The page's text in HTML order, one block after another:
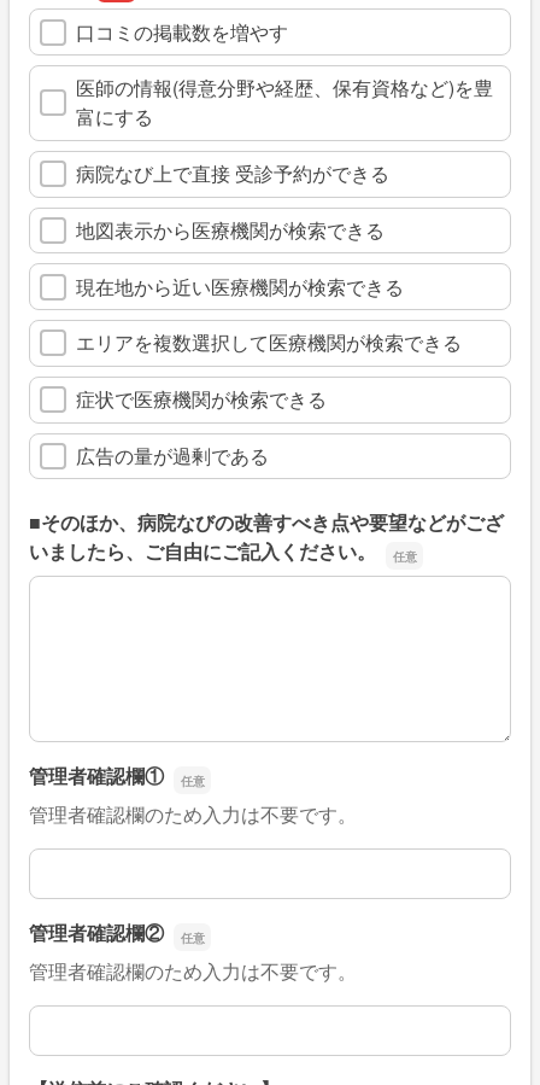
口コミの掲載数を増やす
医師の情報(得意分野や経歴、保有資格など)を豊
富にする
病院なび上で直接 受診予約ができる
地図表示から医療機関が検索できる
現在地から近い医療機関が検索できる
エリアを複数選択して医療機関が検索できる
症状で医療機関が検索できる
広告の量が過剰である
■そのほか、病院なびの改善すべき点や要望などがござ
いましたら、ご自由にご記入ください。
■そのほか、病院なびの改善すべき点や要望などがござい
管理者確認欄①
管理者確認欄のため入力は不要です。
管理者確認欄①
管理者確認欄②
管理者確認欄のため入力は不要です。
管理者確認欄②